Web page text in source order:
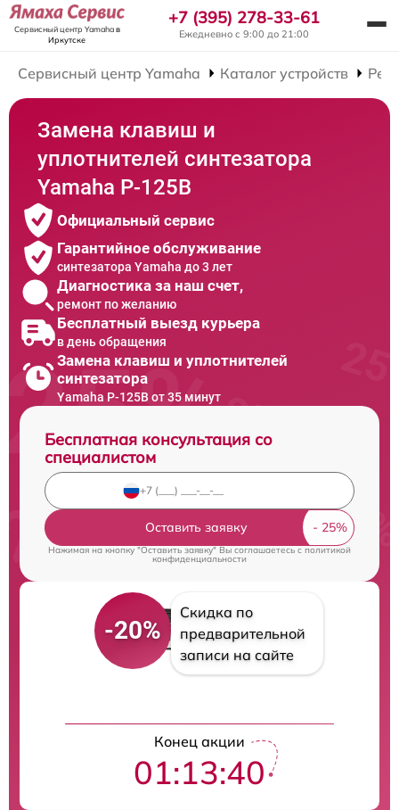
Сервисный центр Yamahaв
Иркутске
+7 (395) 278-33-61
Ежедневно с 9:00 до 21:00
Сервисный центр Yamaha Каталог устройств
Замена клавиш и
уплотнителей синтезатора
Yamaha P-125B
Официальный сервис
Гарантийное обслуживание
синтезатора Yamaha до 3 лет
Диагностика за наш счет,
ремонт по желанию
Бесплатный выезд курьера
в день обращения
Замена клавиш и уплотнителей
синтезатора
Yamaha P-125B от 35 минут
Бесплатная консультация со
специалистом
Оставить заявку
Нажимая на кнопку "Оставить заявку" Вы соглашаетесь cполитикой
конфиденциальности
-20%
Скидка по
предварительной
записи на сайте
Конец акции
01:13:39